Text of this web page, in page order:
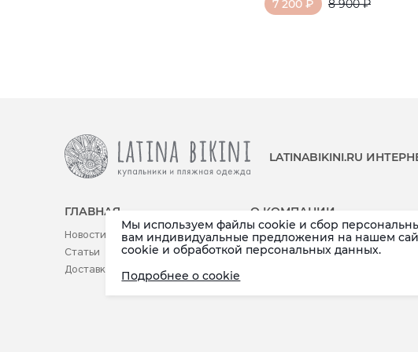
7 200 ₽ 8 900 ₽
LATINABIKINI.RU
ГЛАВНАЯ
Новости
Статьи
Доставка (по РФ и СНГ)
О КОМПАНИИ
Реквизиты
Контакты
Мы используем файлы cookie и сбор
вам индивидуальные предложения на нашем
cookie и обработкой персональных данных.
Подробнее о cookie